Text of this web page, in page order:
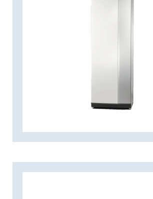
Galima įsigyti šio galingumo
siurblį: 1,5–6 kW. Su integruotu
dalis. Išmanioji technologija
savo telefono ar planšetinio